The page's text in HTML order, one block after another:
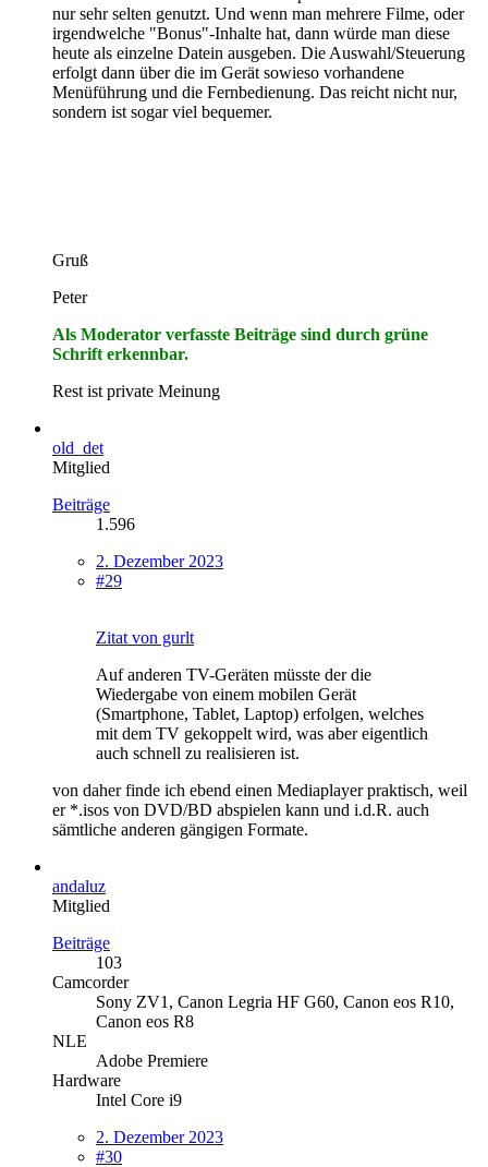
nur sehr selten genutzt. Und wenn man mehrere Filme, oder
irgendwelche "Bonus"-Inhalte hat, dann würde man diese
heute als einzelne Datein ausgeben. Die Auswahl/Steuerung
erfolgt dann über die im Gerät sowieso vorhandene
Menüführung und die Fernbedienung. Das reicht nicht nur,
sondern ist sogar viel bequemer.
Gruß
Peter
Als Moderator verfasste Beiträge sind durch grüne
Schrift erkennbar.
Rest ist private Meinung
old_det
Mitglied
Beiträge
1.596
2. Dezember 2023
#29
Zitat von gurlt
Auf anderen TV-Geräten müsste der die
Wiedergabe von einem mobilen Gerät
(Smartphone, Tablet, Laptop) erfolgen, welches
mit dem TV gekoppelt wird, was aber eigentlich
auch schnell zu realisieren ist.
von daher finde ich ebend einen Mediaplayer praktisch, weil
er *.isos von DVD/BD abspielen kann und i.d.R. auch
sämtliche anderen gängigen Formate.
andaluz
Mitglied
Beiträge
103
Camcorder
Sony ZV1, Canon Legria HF G60, Canon eos R10,
Canon eos R8
NLE
Adobe Premiere
Hardware
Intel Core i9
2. Dezember 2023
#30